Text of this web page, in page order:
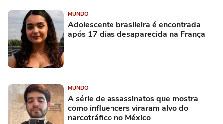
MUNDO
Adolescente brasileira é encontrada
após 17 dias desaparecida na França
MUNDO
A série de assassinatos que mostra
como influencers viraram alvo do
narcotráfico no México